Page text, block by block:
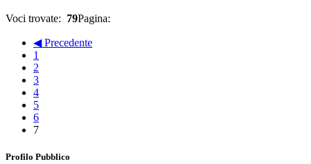
Voci trovate: 79Pagina:
◀ Precedente
1
2
3
4
5
6
7
Profilo Pubblico